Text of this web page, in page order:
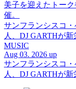
美子を迎えたトー
催。
サンフランシスコ
人、DJ GARTHが
MUSIC
Aug 03. 2026 up
サンフランシスコ
人、DJ GARTHが